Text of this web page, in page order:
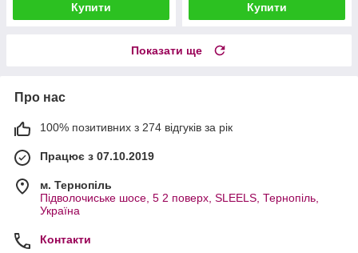
Купити Купити
Показати ще
Про нас
100% позитивних з 274 відгуків за рік
Працює з 07.10.2019
м. Тернопіль
Підволочиське шосе, 5 2 поверх, SLEELS, Тернопіль,
Україна
Контакти